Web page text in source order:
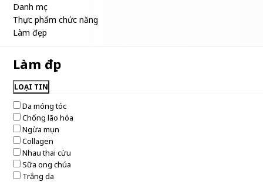
Danh mục
Thực phẩm chức năng
Làm đẹp
Làm đẹp
LOẠI TIN
Da móng tóc
Chống lão hóa
Ngừa mụn
Collagen
Nhau thai cừu
Sữa ong chúa
Trắng da